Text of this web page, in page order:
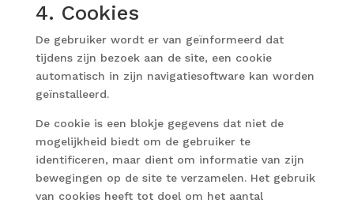
4. Cookies
De gebruiker wordt er van geïnformeerd dat
tijdens zijn bezoek aan de site, een cookie
automatisch in zijn navigatiesoftware kan worden
geïnstalleerd.
De cookie is een blokje gegevens dat niet de
mogelijkheid biedt om de gebruiker te
identificeren, maar dient om informatie van zijn
bewegingen op de site te verzamelen. Het gebruik
van cookies heeft tot doel om het aantal